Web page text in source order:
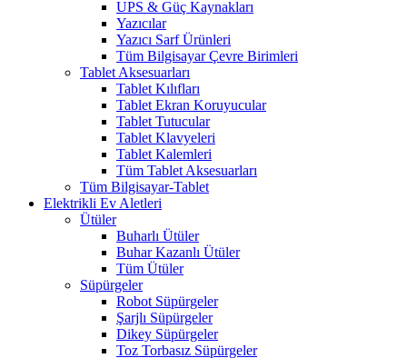
UPS & Güç Kaynakları
Yazıcılar
Yazıcı Sarf Ürünleri
Tüm Bilgisayar Çevre Birimleri
Tablet Aksesuarları
Tablet Kılıfları
Tablet Ekran Koruyucular
Tablet Tutucular
Tablet Klavyeleri
Tablet Kalemleri
Tüm Tablet Aksesuarları
Tüm Bilgisayar-Tablet
Elektrikli Ev Aletleri
Ütüler
Buharlı Ütüler
Buhar Kazanlı Ütüler
Tüm Ütüler
Süpürgeler
Robot Süpürgeler
Şarjlı Süpürgeler
Dikey Süpürgeler
Toz Torbasız Süpürgeler